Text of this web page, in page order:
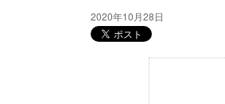
2020年10月28日